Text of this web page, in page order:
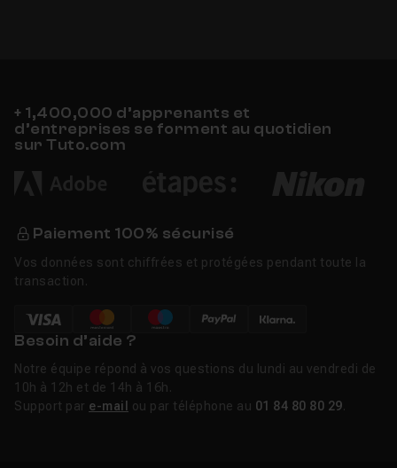
+ 1,400,000 d’apprenants et
d’entreprises se forment au quotidien
sur Tuto.com
Paiement 100% sécurisé
Vos données sont chiffrées et protégées pendant toute la
transaction.
Besoin d’aide ?
Notre équipe répond à vos questions du lundi au vendredi de
10h à 12h et de 14h à 16h.
Support par e-mail ou par téléphone au 01 84 80 80 29